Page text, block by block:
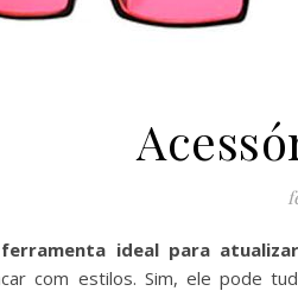
ferramenta ideal para
com estilos. Sim, ele pode